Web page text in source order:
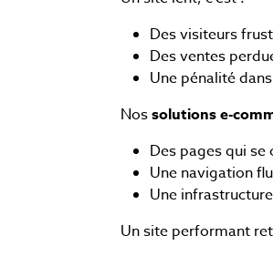
Des visiteurs
Des ventes
Une pénalité
Nossolutions e-
Des pages qui
Une navigation
Une
Un site performant